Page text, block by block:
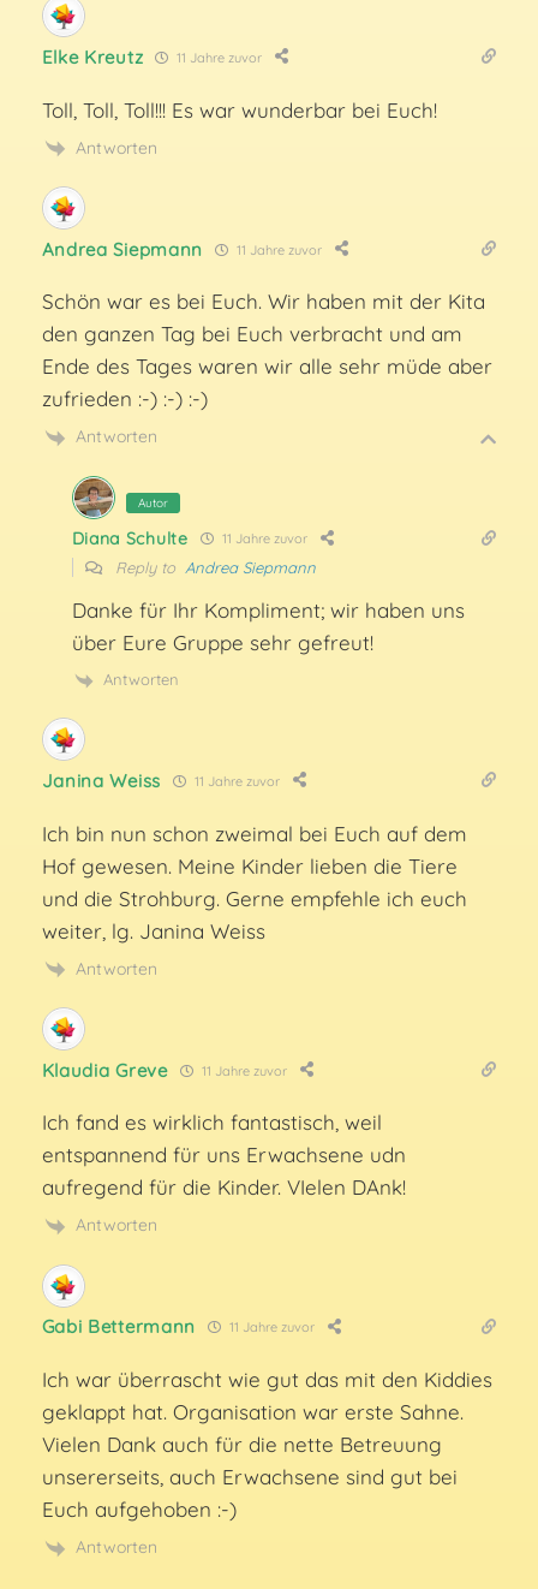
Elke Kreutz 11 Jahre zuvor
Toll, Toll, Toll!!! Es war wunderbar bei Euch!
Antworten
Andrea Siepmann 11 Jahre zuvor
Schön war es bei Euch. Wir haben mit der Kita
den ganzen Tag bei Euch verbracht und am
Ende des Tages waren wir alle sehr müde aber
zufrieden :-) :-) :-)
Antworten
Autor
Diana Schulte 11 Jahre zuvor
Reply to Andrea Siepmann
Danke für Ihr Kompliment; wir haben uns
über Eure Gruppe sehr gefreut!
Antworten
Janina Weiss 11 Jahre zuvor
Ich bin nun schon zweimal bei Euch auf dem
Hof gewesen. Meine Kinder lieben die Tiere
und die Strohburg. Gerne empfehle ich euch
weiter, lg. Janina Weiss
Antworten
Klaudia Greve 11 Jahre zuvor
Ich fand es wirklich fantastisch, weil
entspannend für uns Erwachsene udn
aufregend für die Kinder. VIelen DAnk!
Antworten
Gabi Bettermann 11 Jahre zuvor
Ich war überrascht wie gut das mit den Kiddies
geklappt hat. Organisation war erste Sahne.
Vielen Dank auch für die nette Betreuung
unsererseits, auch Erwachsene sind gut bei
Euch aufgehoben :-)
Antworten